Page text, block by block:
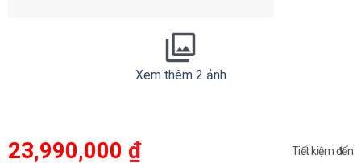
Xem thêm 2 ảnh
Giá
gốc
23,990,000 ₫
Giá
hiện
Tiết kiệm đến